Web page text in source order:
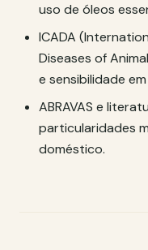
uso de óleos
ICADA
Diseases of
e sensibilidade
ABRAVAS e
particularidades
doméstico.